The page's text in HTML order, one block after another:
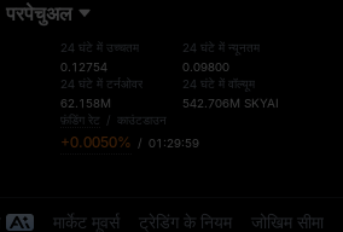
SKYAI
UNITREE
SPCX rises
परपेचुअल
24 घंटे में उच्चतम
0.12754
24 घंटे में टर्नओवर
62.158M
24 घंटे में न्यूनतम
0.09800
24 घंटे में वॉल्यूम
542.706M SKYAI
फ़ंडिंग रेट / काउंटडाउन
+0.0050% / 01:29:59
मार्केट मूवर्स ट्रेडिंग के नियम जोखिम सीमा